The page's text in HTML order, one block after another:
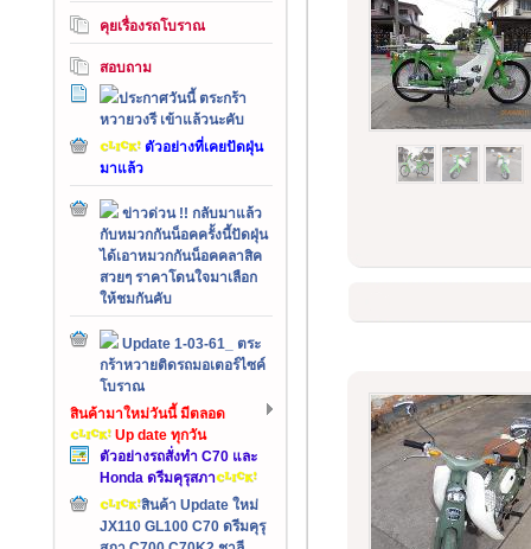
คุยเรื่องรถโบราณ
สอบถาม
ประกาศวันนี้ ตระกร้า
หวายวงรี เข้าแล้วนะคับ
ตัวอย่างที่เคยปัดฝุ่น
มาแล้ว
ข่าวด่วน !! กลับมาแล้ว
กับหมวกกันน็อคครั้งนี้ปัดฝุ่น
ได้เอาหมวกกันน็อคคลาสิค
สวยๆ ราคาโดนใจมาเลือก
ให้ชมกันคับ
Update 1-03-61_ ตระ
กร้าหวายติดรถมอเตอร์ไซค์
โบราณ
สินค้ามาใหม่วันนี้ มีตลอด
Up date ทุกวัน
ตัวอย่างรถสั่งทำ C70 และ
Honda ดรีมคุรุสภา
สินค้า Update ใหม่
JX110 GL100 C70 ดรีมคุรุ